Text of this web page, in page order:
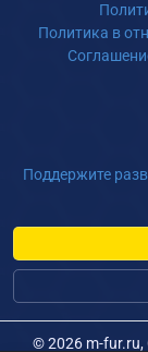
Политика в
Поддержите
©2026 m-